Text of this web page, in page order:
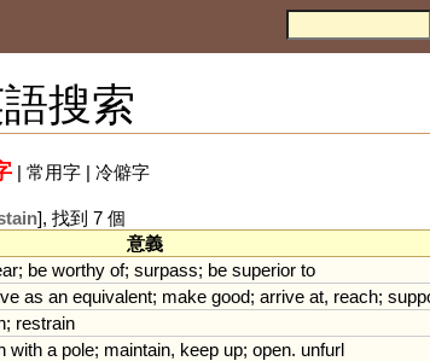
搜索
| 常用字| 冷僻字
], 找到 7 個
意義
; be worthy of; surpass; be superior to
as an equivalent; make good; arrive at, reach;
; restrain
with a pole; maintain, keep up; open. unfurl